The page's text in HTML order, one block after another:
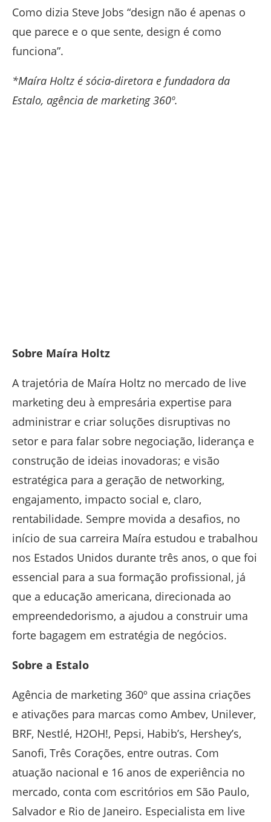
Como dizia Steve Jobs “design não é apenas o
que parece e o que sente, design é como
funciona”.
*Maíra Holtz é sócia-diretora e fundadora da
Estalo, agência de marketing 360º.
Sobre Maíra Holtz
A trajetória de Maíra Holtz no mercado de live
marketing deu à empresária expertise para
administrar e criar soluções disruptivas no
setor e para falar sobre negociação, liderança e
construção de ideias inovadoras; e visão
estratégica para a geração de networking,
engajamento, impacto social e, claro,
rentabilidade. Sempre movida a desafios, no
início de sua carreira Maíra estudou e trabalhou
nos Estados Unidos durante três anos, o que foi
essencial para a sua formação profissional, já
que a educação americana, direcionada ao
empreendedorismo, a ajudou a construir uma
forte bagagem em estratégia de negócios.
Sobre a Estalo
Agência de marketing 360º que assina criações
e ativações para marcas como Ambev, Unilever,
BRF, Nestlé, H2OH!, Pepsi, Habib’s, Hershey’s,
Sanofi, Três Corações, entre outras. Com
atuação nacional e 16 anos de experiência no
mercado, conta com escritórios em São Paulo,
Salvador e Rio de Janeiro. Especialista em live